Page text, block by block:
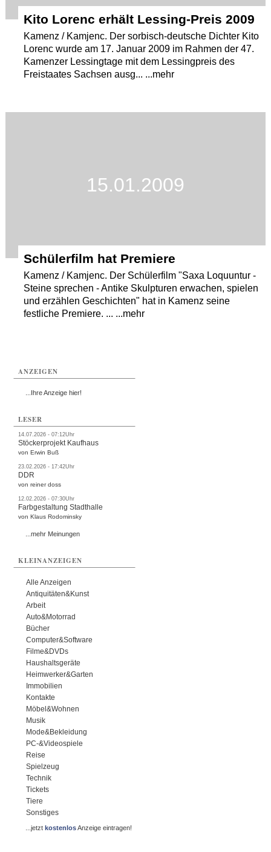
Kito Lorenc erhält Lessing-Preis 2009
Kamenz / Kamjenc. Der sorbisch-deutsche Dichter Kito
Lorenc wurde am 17. Januar 2009 im Rahmen der 47.
Kamenzer Lessingtage mit dem Lessingpreis des
Freistaates Sachsen ausg... ...mehr
15.01.2009
Schülerfilm hat Premiere
Kamenz / Kamjenc. Der Schülerfilm "Saxa Loquuntur -
Steine sprechen - Antike Skulpturen erwachen, spielen
und erzählen Geschichten" hat in Kamenz seine
festliche Premiere. ... ...mehr
ANZEIGEN
...Ihre Anzeige hier!
LESER
14.07.2026 - 07:12Uhr
Stöckerprojekt Kaufhaus
von Erwin Buß
23.02.2026 - 17:42Uhr
DDR
von reiner doss
12.02.2026 - 07:30Uhr
Farbgestaltung Stadthalle
von Klaus Rodominsky
...mehr Meinungen
KLEINANZEIGEN
Alle Anzeigen
Antiquitäten&Kunst
Arbeit
Auto&Motorrad
Bücher
Computer&Software
Filme&DVDs
Haushaltsgeräte
Heimwerker&Garten
Immobilien
Kontakte
Möbel&Wohnen
Musik
Mode&Bekleidung
PC-&Videospiele
Reise
Spielzeug
Technik
Tickets
Tiere
Sonstiges
...jetztkostenlosAnzeige eintragen!